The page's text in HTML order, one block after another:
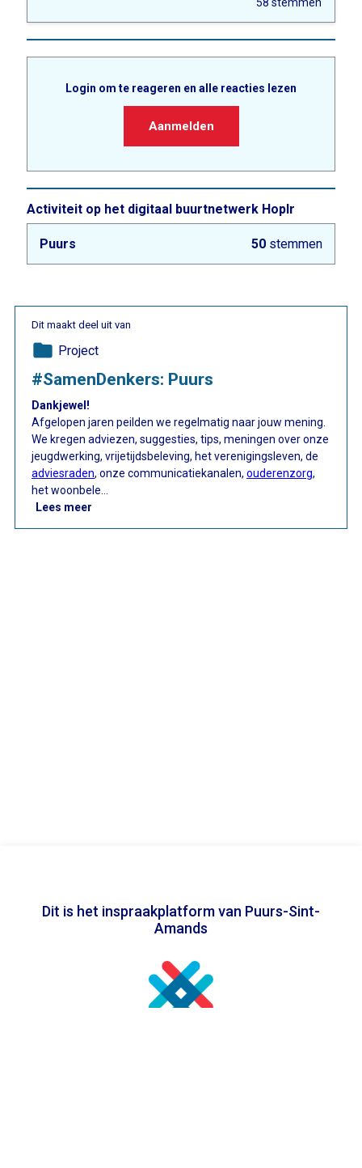
58 stemmen
Login om te reageren en alle reacties lezen
Aanmelden
Activiteit op het digitaal buurtnetwerk Hoplr
Puurs 50 stemmen
Dit maakt deel uit van
folder Project
#SamenDenkers: Puurs
Dankjewel!
Afgelopen jaren peilden we regelmatig naar jouw mening.
We kregen adviezen, suggesties, tips, meningen over onze
jeugdwerking, vrijetijdsbeleving, het verenigingsleven, de
adviesraden, onze communicatiekanalen, ouderenzorg,
het woonbele…
Lees meer
Dit is het inspraakplatform van Puurs-Sint-
Amands